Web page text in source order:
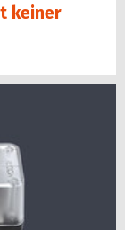
keiner